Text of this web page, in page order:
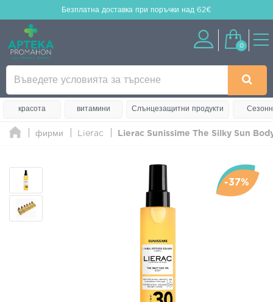
Безплатна доставка при поръчки над 62€
0
красота витамини Слънцезащитни продукти
фирми Lierac Lierac Sunissime The Silky Sun
-37%